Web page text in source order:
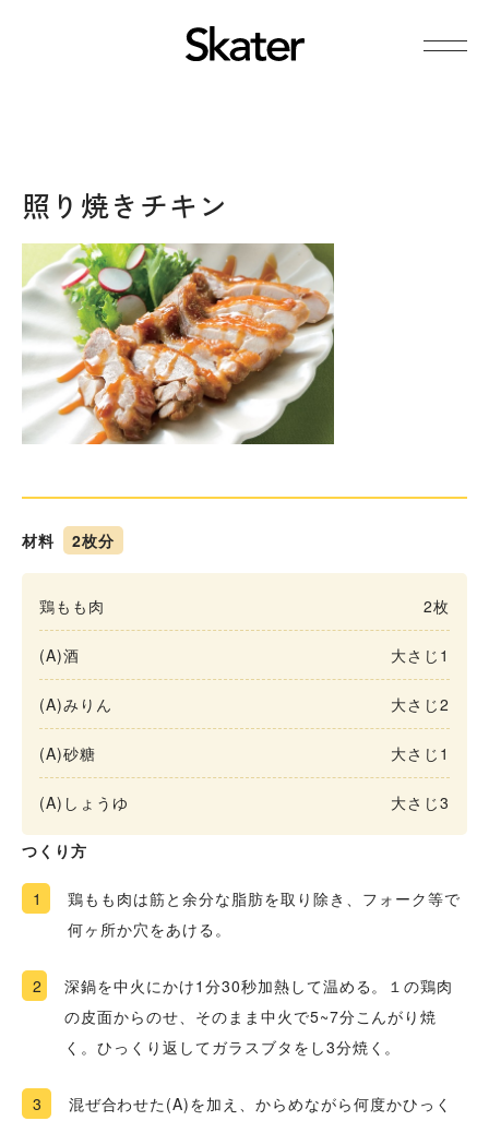
照り焼きチキン
材料 2枚分
鶏もも肉 2枚
(A)酒 大さじ1
(A)みりん 大さじ2
(A)砂糖 大さじ1
(A)しょうゆ 大さじ3
つくり方
1
鶏もも肉は筋と余分な脂肪を取り除き、フォーク等で
何ヶ所か穴をあける。
2
深鍋を中火にかけ1分30秒加熱して温める。１の鶏肉
の皮面からのせ、そのまま中火で5~7分こんがり焼
く。ひっくり返してガラスブタをし3分焼く。
3
混ぜ合わせた(A)を加え、からめながら何度かひっく